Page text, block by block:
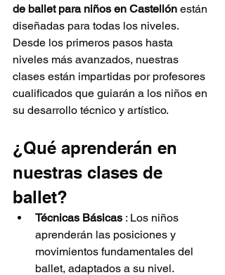
de ballet para niños en Castellón están
diseñadas para todas los niveles.
Desde los primeros pasos hasta
niveles más avanzados, nuestras
clases están impartidas por profesores
cualificados que guiarán a los niños en
su desarrollo técnico y artístico.
¿Qué aprenderán en
nuestras clases de
ballet?
Técnicas Básicas : Los niños
aprenderán las posiciones y
movimientos fundamentales del
ballet, adaptados a su nivel.